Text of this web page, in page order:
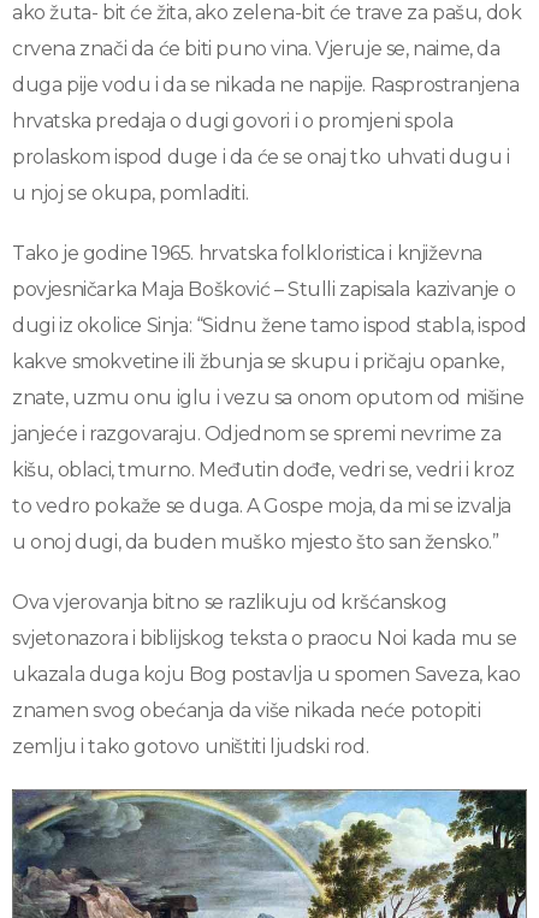
ako žuta- bit će žita, ako zelena-bit će trave za pašu, dok
crvena znači da će biti puno vina. Vjeruje se, naime, da
duga pije vodu i da se nikada ne napije. Rasprostranjena
hrvatska predaja o dugi govori i o promjeni spola
prolaskom ispod duge i da će se onaj tko uhvati dugu i
u njoj se okupa, pomladiti.
Tako je godine 1965. hrvatska folkloristica i književna
povjesničarka Maja Bošković – Stulli zapisala kazivanje o
dugi iz okolice Sinja: “Sidnu žene tamo ispod stabla, ispod
kakve smokvetine ili žbunja se skupu i pričaju opanke,
znate, uzmu onu iglu i vezu sa onom oputom od mišine
janjeće i razgovaraju. Odjednom se spremi nevrime za
kišu, oblaci, tmurno. Međutin dođe, vedri se, vedri i kroz
to vedro pokaže se duga. A Gospe moja, da mi se izvalja
u onoj dugi, da buden muško mjesto što san žensko.”
Ova vjerovanja bitno se razlikuju od kršćanskog
svjetonazora i biblijskog teksta o praocu Noi kada mu se
ukazala duga koju Bog postavlja u spomen Saveza, kao
znamen svog obećanja da više nikada neće potopiti
zemlju i tako gotovo uništiti ljudski rod.